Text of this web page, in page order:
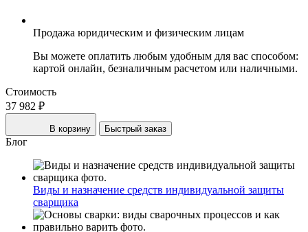
Продажа юридическим и физическим лицам
Вы можете оплатить любым удобным для вас способом:
картой онлайн, безналичным расчетом или наличными.
Стоимость
37 982 ₽
В корзину Быстрый заказ
Блог
Виды и назначение средств индивидуальной защиты
сварщика